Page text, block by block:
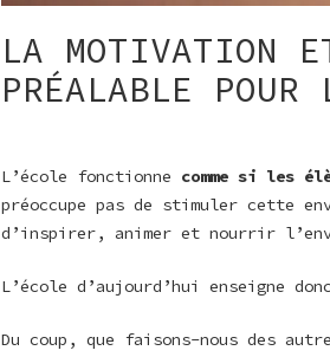
LA MOTIVATION
PRÉALABLE POUR
L’école fonctionne comme si les
préoccupe pas de stimuler cette
d’inspirer, animer et nourrir
L’école d’aujourd’hui enseigne
Du coup, que faisons-nous des